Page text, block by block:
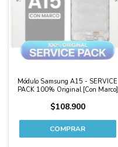
Módulo Samsung A15 - SERVICE
PACK 100% Original [Con Marco]
$108.900